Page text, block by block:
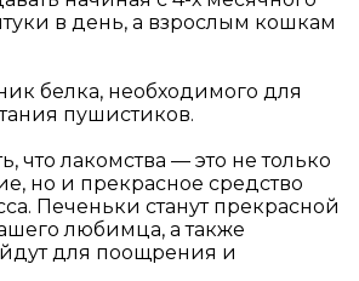
в день, а взрослым кошкам
белка, необходимого для
пушистиков.
что лакомства — это не только
но и прекрасное средство
Печеньки станут прекрасной
любимца, а также
для поощрения и